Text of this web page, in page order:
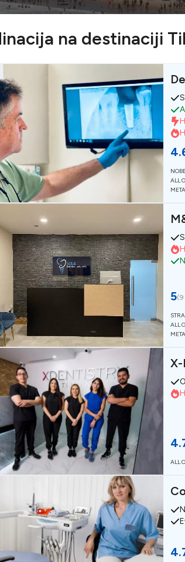
na destinaciji
ALL
5(9
ALL
ALL